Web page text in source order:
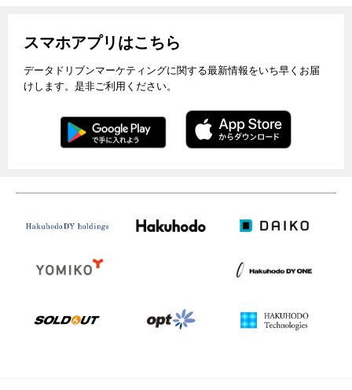
スマホアプリはこちら
データドリブンマーケティングに関する最新情報をいち早くお届
けします。是非ご利用ください。